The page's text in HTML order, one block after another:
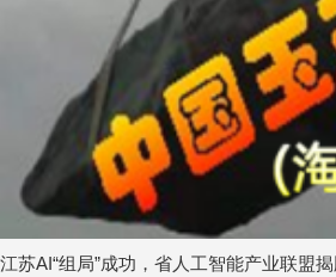
江苏AI“组局”成功，省人工智能产业联盟